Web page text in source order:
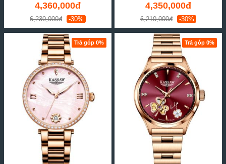
4,360,000đ
6,230,000đ -30%
4,350,000đ
6,210,000đ -30%
Trả góp 0% Trả góp 0%